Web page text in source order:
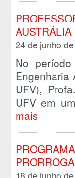
24 de junho
No
Engenharia
UFV),
UFV em
mais
18 de junho